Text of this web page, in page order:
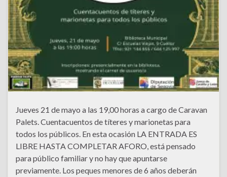
Jueves 21 de mayo a las 19,00 horas a cargo de Caravan
Palets. Cuentacuentos de títeres y marionetas para
todos los públicos. En esta ocasión LA ENTRADA ES
LIBRE HASTA COMPLETAR AFORO, está pensado
para público familiar y no hay que apuntarse
previamente. Los peques menores de 6 años deberán